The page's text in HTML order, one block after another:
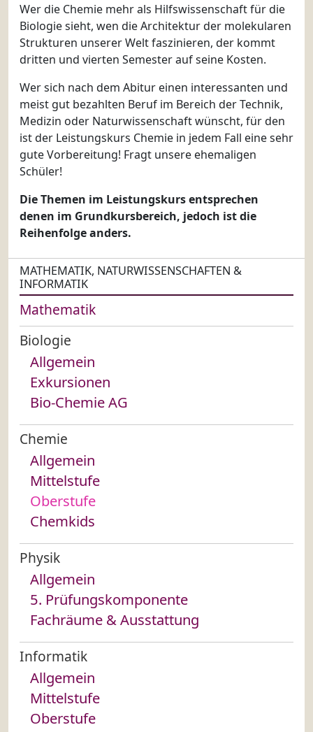
Wer die Chemie mehr als Hilfswissenschaft für die
Biologie sieht, wen die Architektur der molekularen
Strukturen unserer Welt faszinieren, der kommt
dritten und vierten Semester auf seine Kosten.
Wer sich nach dem Abitur einen interessanten und
meist gut bezahlten Beruf im Bereich der Technik,
Medizin oder Naturwissenschaft wünscht, für den
ist der Leistungskurs Chemie in jedem Fall eine sehr
gute Vorbereitung! Fragt unsere ehemaligen
Schüler!
Die Themen im Leistungskurs entsprechen
denen im Grundkursbereich, jedoch ist die
Reihenfolge anders.
MATHEMATIK, NATURWISSENSCHAFTEN &
INFORMATIK
Mathematik
Biologie
Allgemein
Exkursionen
Bio-Chemie AG
Chemie
Allgemein
Mittelstufe
Oberstufe
Chemkids
Physik
Allgemein
5. Prüfungskomponente
Fachräume & Ausstattung
Informatik
Allgemein
Mittelstufe
Oberstufe